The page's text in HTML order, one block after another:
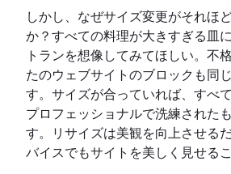
しかし、なぜサイズ変更がそれほ
か？すべての料理が大きすぎる皿
トランを想像してみてほしい。不
たのウェブサイトのブロックも同
す。サイズが合っていれば、すべ
プロフェッショナルで洗練された
す。リサイズは美観を向上させる
バイスでもサイトを美しく見せる